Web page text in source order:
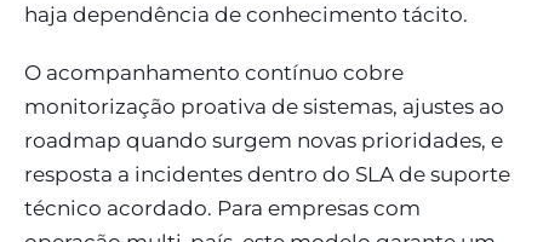
haja dependência de conhecimento tácito.
O acompanhamento contínuo cobre
monitorização proativa de sistemas, ajustes ao
roadmap quando surgem novas prioridades, e
resposta a incidentes dentro do SLA de suporte
técnico acordado. Para empresas com